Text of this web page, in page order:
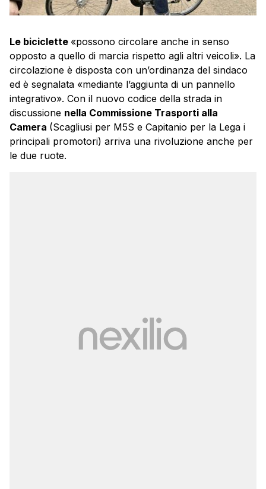
Le biciclette «possono circolare anche in senso
opposto a quello di marcia rispetto agli altri veicoli». La
circolazione è disposta con un’ordinanza del sindaco
ed è segnalata «mediante l’aggiunta di un pannello
integrativo». Con il nuovo codice della strada in
discussione nella Commissione Trasporti alla
Camera (Scagliusi per M5S e Capitanio per la Lega i
principali promotori) arriva una rivoluzione anche per
le due ruote.